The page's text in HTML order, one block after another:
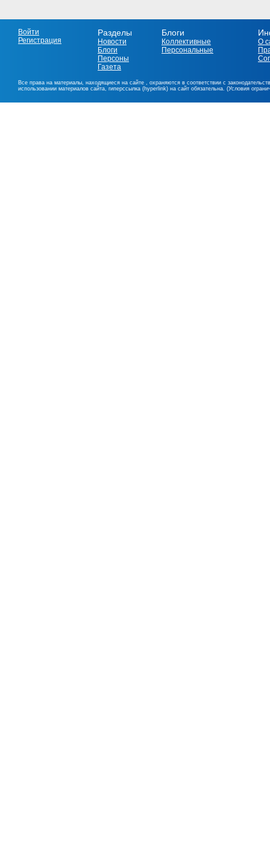
Войти
Регистрация
Разделы
Новости
Блоги
Персоны
Газета
Блоги
Коллективные
Персональные
О
Все права на материалы, находящиеся на сайте , охраняются в соответствии с
использовании материалов сайта, гиперссылка (hyperlink) на сайт обязательна. (Условия